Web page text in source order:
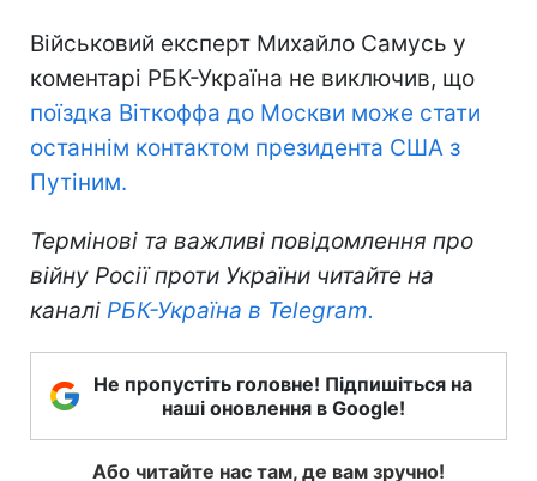
Військовий експерт Михайло Самусь у
коментарі РБК-Україна не виключив, що
поїздка Віткоффа до Москви може стати
останнім контактом президента США з
Путіним.
Термінові та важливі повідомлення про
війну Росії проти України читайте на
каналі РБК-Україна в Telegram.
Не пропустіть головне! Підпишіться на
наші оновлення в Google!
Або читайте нас там, де вам зручно!